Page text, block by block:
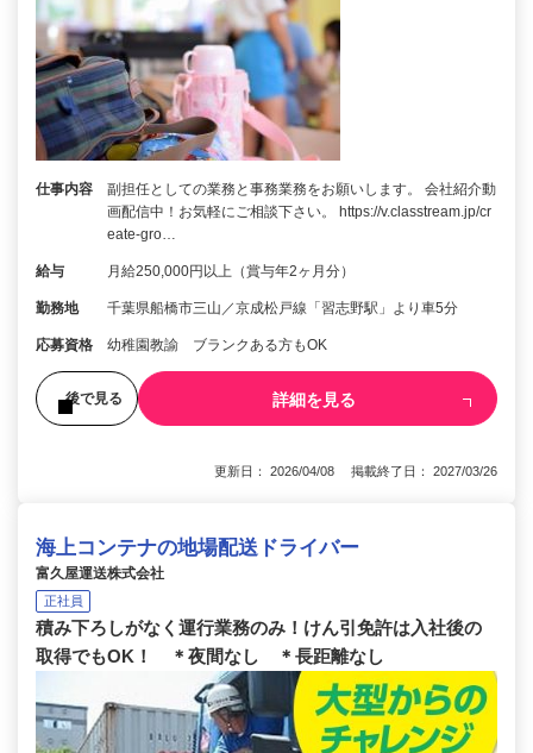
仕事内容
副担任としての業務と事務業務をお願いします。 会社紹介動
画配信中！お気軽にご相談下さい。 https://v.classtream.jp/cr
eate-gro…
給与 月給250,000円以上（賞与年2ヶ月分）
勤務地 千葉県船橋市三山／京成松戸線「習志野駅」より車5分
応募資格 幼稚園教諭 ブランクある方もOK
後で見る 詳細を見る
更新日： 2026/04/08 掲載終了日： 2027/03/26
海上コンテナの地場配送ドライバー
富久屋運送株式会社
正社員
積み下ろしがなく運行業務のみ！けん引免許は入社後の
取得でもOK！ ＊夜間なし ＊長距離なし